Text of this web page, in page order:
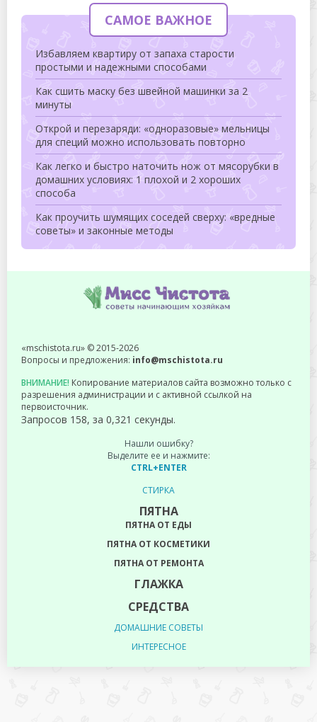
САМОЕ ВАЖНОЕ
Избавляем квартиру от запаха старости
простыми и надежными способами
Как сшить маску без швейной машинки за 2
минуты
Открой и перезаряди: «одноразовые» мельницы
для специй можно использовать повторно
Как легко и быстро наточить нож от мясорубки в
домашних условиях: 1 плохой и 2 хороших
способа
Как проучить шумящих соседей сверху: «вредные
советы» и законные методы
«mschistota.ru» © 2015-2026
Вопросы и предложения: info@mschistota.ru
ВНИМАНИЕ! Копирование материалов сайта возможно только с
разрешения администрации и с активной ссылкой на
первоисточник.
Запросов 158, за 0,321 секунды.
Нашли ошибку?
Выделите ее и нажмите:
CTRL+ENTER
СТИРКА
ПЯТНА
ПЯТНА ОТ ЕДЫ
ПЯТНА ОТ КОСМЕТИКИ
ПЯТНА ОТ РЕМОНТА
ГЛАЖКА
СРЕДСТВА
ДОМАШНИЕ СОВЕТЫ
ИНТЕРЕСНОЕ